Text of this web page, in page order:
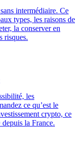
intermédiaire. Ce
types, les raisons de
la conserver en
risques.
les
ce qu’est le
crypto, ce
la France.